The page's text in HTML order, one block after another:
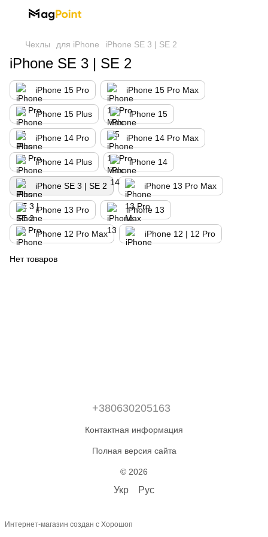
Чехлы для iPhone iPhone SE 3 | SE 2
iPhone SE 3 | SE 2
iPhone 15 Pro iPhone 15 Pro Max
iPhone 15 Plus iPhone 15
iPhone 14 Pro iPhone 14 Pro Max
iPhone 14 Plus iPhone 14
iPhone SE 3 | SE 2 iPhone 13 Pro Max
iPhone 13 Pro iPhone 13
iPhone 12 Pro Max iPhone 12 | 12 Pro
Нет товаров
+380630205163
Контактная информация
Полная версия сайта
© 2026
Укр Рус
Интернет-магазин создан с Хорошоп